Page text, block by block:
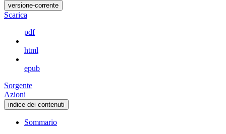
versione-corrente
Scarica
pdf
html
epub
Sorgente
Azioni
indice dei contenuti
Sommario